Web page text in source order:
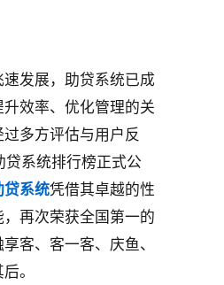
速发展，助贷系统已成
效率、优化管理的关
多方评估与用户反
贷系统排行榜正式公
贷系统凭借其卓越的性
再次荣获全国第一的
客、客一客、庆鱼、
。